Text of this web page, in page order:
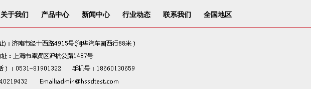
关于我们 产品中心 新闻中心 行业动态 联系我们 全国地区